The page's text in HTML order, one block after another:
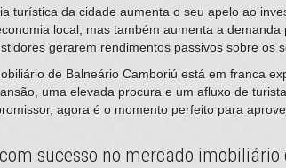
turística da cidade aumenta o seu apelo ao
local, mas também aumenta a
gerarem rendimentos passivos sobre os
de Balneário Camboriú está em franca
uma elevada procura e um afluxo de
agora é o momento perfeito para
sucesso no mercado imobiliário